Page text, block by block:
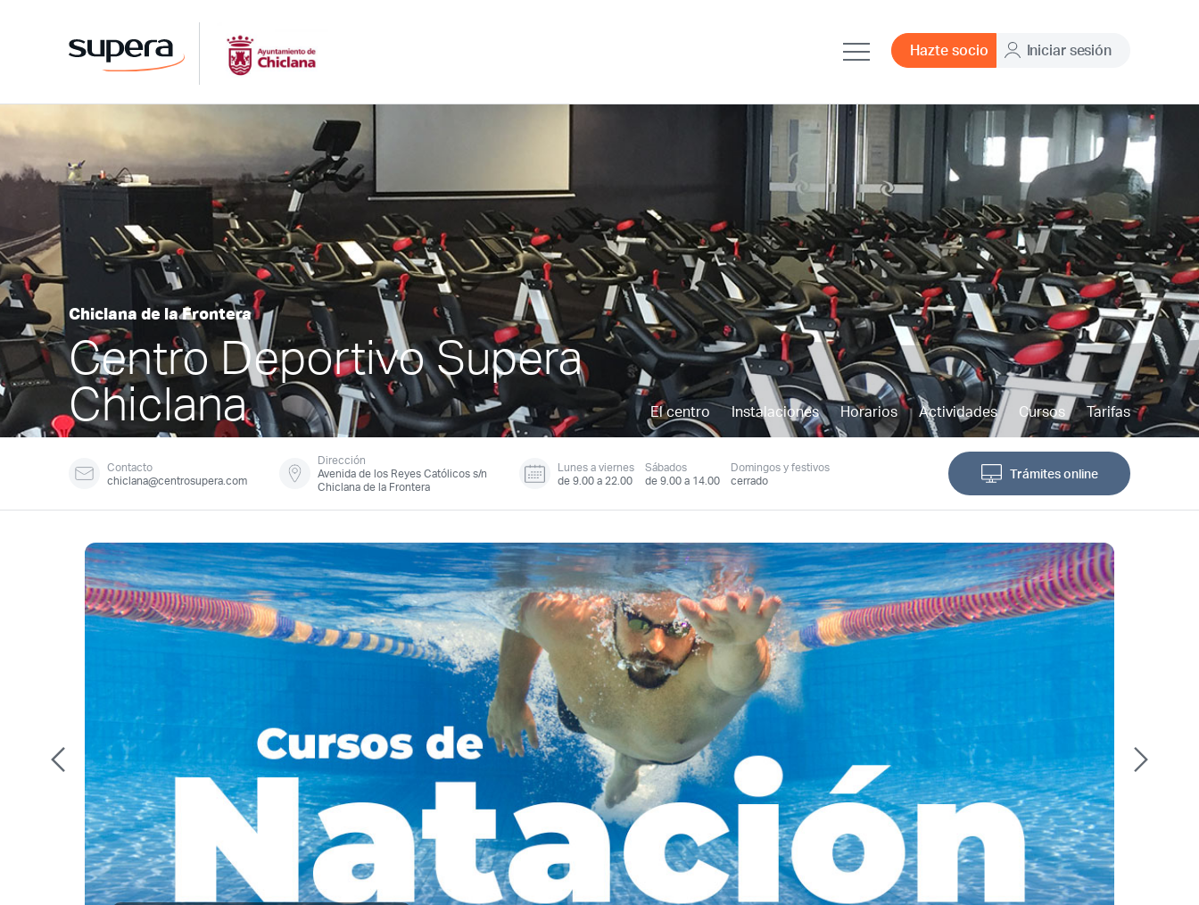
Hazte socio Iniciar sesión
Chiclana de la Frontera
Centro Deportivo Supera
Chiclana
El centro Instalaciones Horarios Actividades Cursos Tarifas
Contacto
chiclana@centrosupera.com
Dirección
Avenida de los Reyes Católicos s/n
Chiclana de la Frontera
Lunes a viernes
de 9.00 a 22.00
Sábados
de 9.00 a 14.00
Domingos y festivos
cerrado
Trámites online